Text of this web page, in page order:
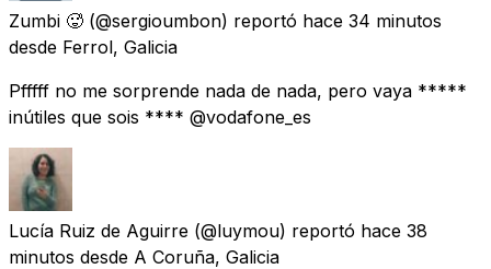
Zumbi 🥵 (@sergioumbon) reportó hace 34 minutos
desde Ferrol, Galicia
Pfffff no me sorprende nada de nada, pero vaya *****
inútiles que sois **** @vodafone_es
Lucía Ruiz de Aguirre (@luymou) reportó hace 38
minutos desde A Coruña, Galicia